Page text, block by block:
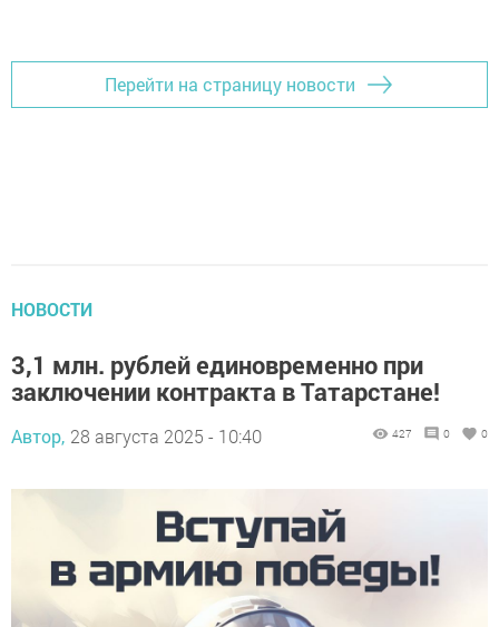
Перейти на страницу новости
НОВОСТИ
3,1 млн. рублей единовременно при
заключении контракта в Татарстане!
Автор, 28 августа 2025 - 10:40 427 0 0